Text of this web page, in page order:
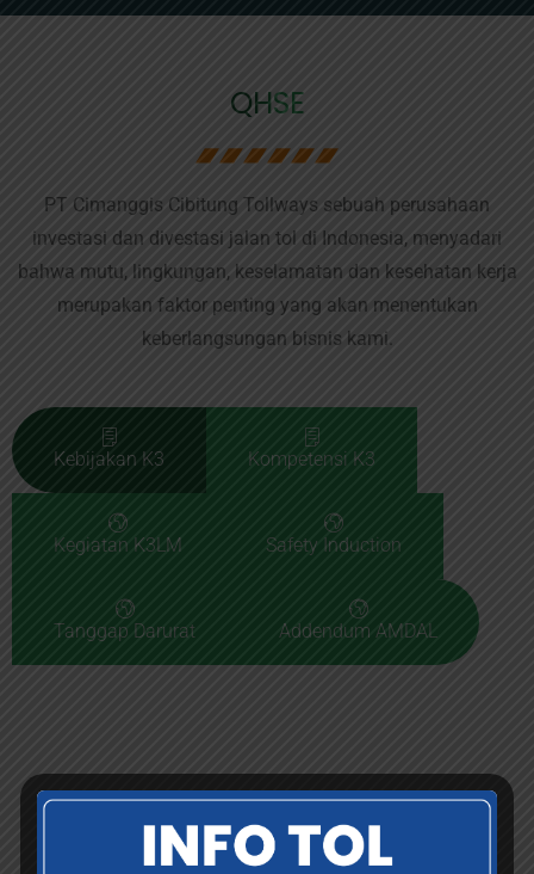
QHSE
PT Cimanggis Cibitung Tollways sebuah perusahaan
investasi dan divestasi jalan tol di Indonesia, menyadari
bahwa mutu, lingkungan, keselamatan dan kesehatan kerja
merupakan faktor penting yang akan menentukan
keberlangsungan bisnis kami.
Kebijakan K3 Kompetensi K3
Kegiatan K3LM Safety Induction
Tanggap Darurat Addendum AMDAL